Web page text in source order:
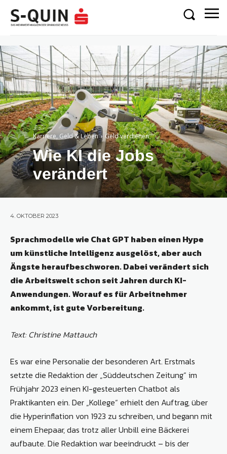
Karriere, Geld & Leben Geld verdienen
Wie KI die Jobs
verändert
4. OKTOBER 2023
Sprachmodelle wie Chat GPT haben einen Hype
um künstliche Intelligenz ausgelöst, aber auch
Ängste heraufbeschworen. Dabei verändert sich
die Arbeitswelt schon seit Jahren durch KI-
Anwendungen. Worauf es für Arbeitnehmer
ankommt, ist gute Vorbereitung.
Text: Christine Mattauch
Es war eine Personalie der besonderen Art. Erstmals
setzte die Redaktion der „Süddeutschen Zeitung“ im
Frühjahr 2023 einen KI-gesteuerten Chatbot als
Praktikanten ein. Der „Kollege“ erhielt den Auftrag, über
die Hyperinflation von 1923 zu schreiben, und begann mit
einem Ehepaar, das trotz aller Unbill eine Bäckerei
aufbaute. Die Redaktion war beeindruckt – bis der